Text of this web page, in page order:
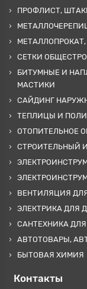
ПРОФЛИСТ,
СЕТКИ
БИТУМНЫЕ И
МАСТИКИ
САЙДИНГ
ТЕПЛИЦЫ И
ОТОПИТЕЛЬНОЕ
СТРОИТЕЛЬНЫЙ
ВЕНТИЛЯЦИЯ
ЭЛЕКТРИКА ДЛЯ
САНТЕХНИКА
АВТОТОВАРЫ,
БЫТОВАЯ ХИМИЯ
Контакты